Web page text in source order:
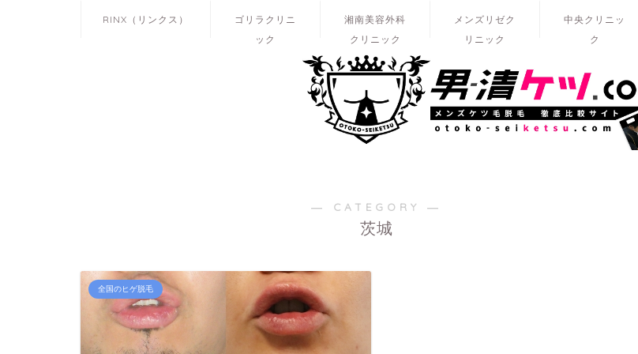
RINX（リンクス）
ゴリラクリニ
ック
湘南美容外科
クリニック
メンズリゼク
リニック
中央クリニッ
ク
― CATEGORY ―
茨城
全国のヒゲ脱毛